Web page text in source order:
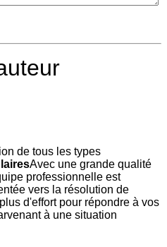
de tous les types
Avec une grande qualité
professionnelle est
vers la résolution de
d'effort pour répondre à vos
à une situation